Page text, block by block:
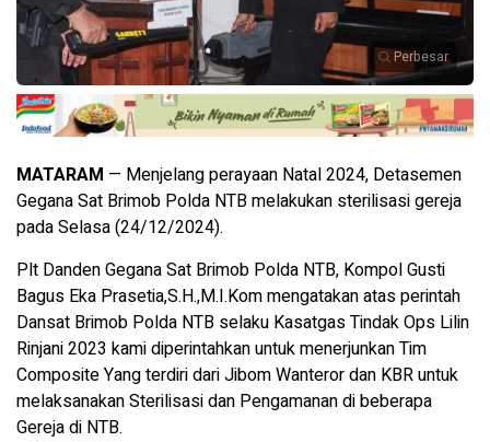
Perbesar
MATARAM — Menjelang perayaan Natal 2024, Detasemen
Gegana Sat Brimob Polda NTB melakukan sterilisasi gereja
pada Selasa (24/12/2024).
Plt Danden Gegana Sat Brimob Polda NTB, Kompol Gusti
Bagus Eka Prasetia,S.H.,M.I.Kom mengatakan atas perintah
Dansat Brimob Polda NTB selaku Kasatgas Tindak Ops Lilin
Rinjani 2023 kami diperintahkan untuk menerjunkan Tim
Composite Yang terdiri dari Jibom Wanteror dan KBR untuk
melaksanakan Sterilisasi dan Pengamanan di beberapa
Gereja di NTB.